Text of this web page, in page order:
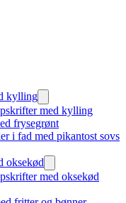
kylling
med kylling
frysegrønt
i fad med pikantost sovs
oksekød
med oksekød